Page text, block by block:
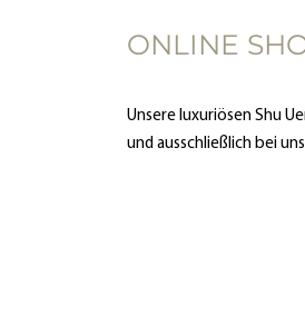
ONLINE
Unsere luxuriösen Shu
und ausschließlich bei